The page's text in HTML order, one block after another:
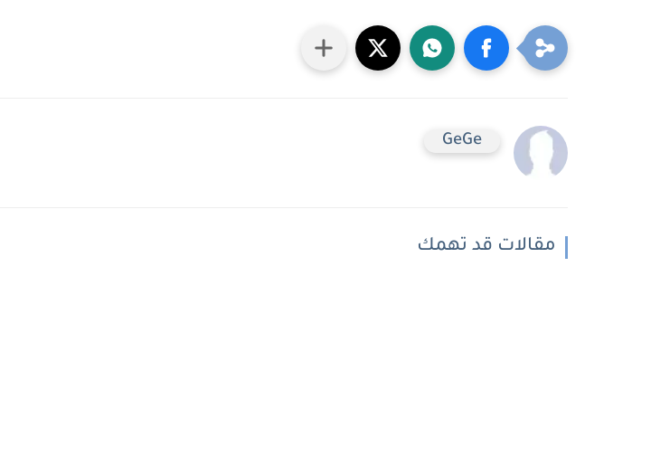
GeGe
مقالات قد تهمك